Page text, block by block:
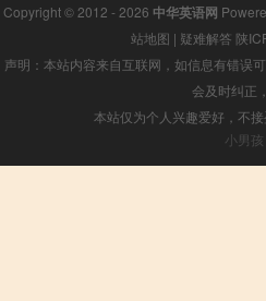
Copyright © 2012 - 2026 中华英语网
站地图 | 疑难解答 陕
声明：本站内容来自互联网，如信息有错误
会及时纠正
本站仅为个人兴趣爱好，不
小男孩